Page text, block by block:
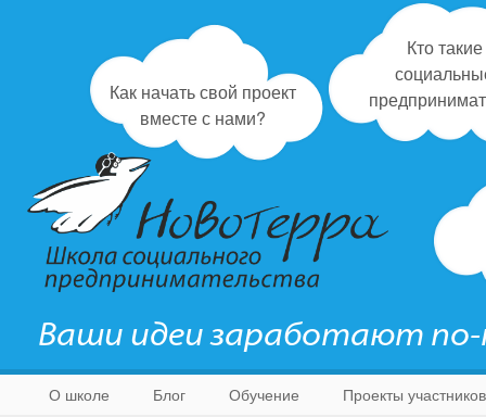
Как начать свой проект
вместе с нами?
Кто такие
Ваши идеи заработают
О школе Блог Обучение Проекты участников